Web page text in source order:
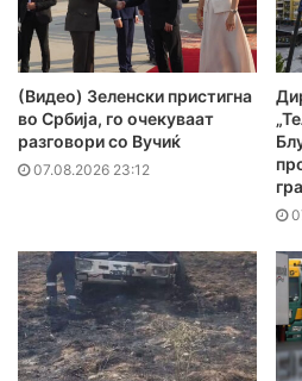
(Видео) Зеленски пристигна
во Србија, го очекуваат
разговори со Вучиќ
07.08.2026 23:12